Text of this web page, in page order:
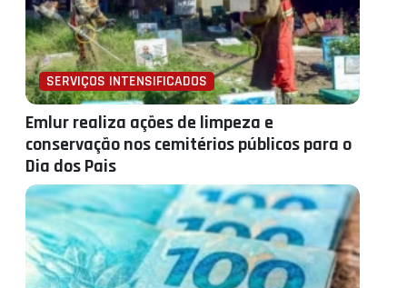
SERVIÇOS INTENSIFICADOS
Emlur realiza ações de limpeza e
conservação nos cemitérios públicos para o
Dia dos Pais